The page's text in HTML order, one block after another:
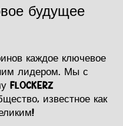
будущее
каждое ключевое
лидером. Мы с
известное как